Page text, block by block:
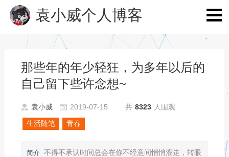
袁小威个人博客
那些年的年少轻狂，为多年以后的
自己留下些许念想~
袁小威 2019-07-15 共 8323 人围观
生活随笔
青春
简介
不得不承认时间总会在你不经意间悄悄溜走，转眼